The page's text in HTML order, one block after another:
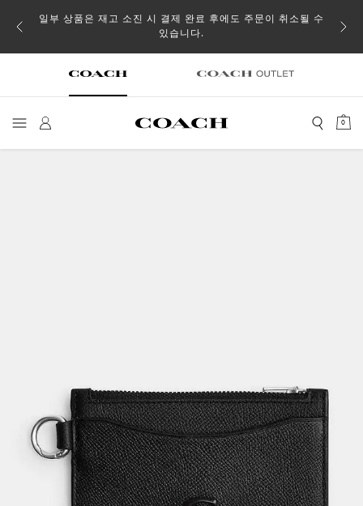
일부 상품은 재고 소진 시 결제 완료 후에도 주문이 취소될 수
있습니다.
0